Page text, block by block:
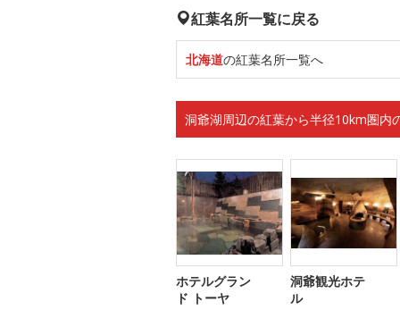
紅葉名所一覧に戻る
北海道の紅葉名所一覧へ
洞爺湖周辺の紅葉から半径10km圏内
ホテルグラン
ド トーヤ
洞爺観光ホテ
ル